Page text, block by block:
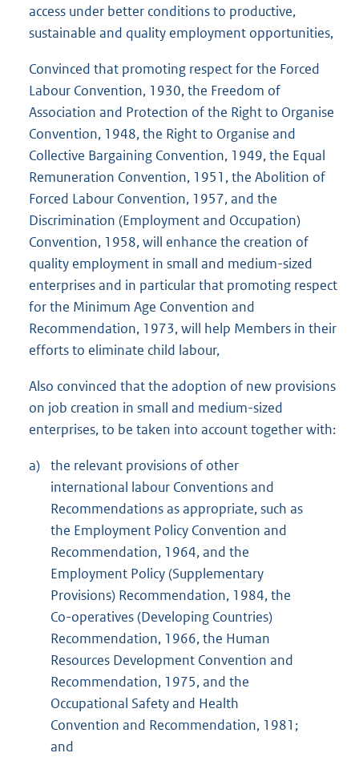
access under better conditions to productive,
sustainable and quality employment opportunities,
Convinced that promoting respect for the Forced
Labour Convention, 1930, the Freedom of
Association and Protection of the Right to Organise
Convention, 1948, the Right to Organise and
Collective Bargaining Convention, 1949, the Equal
Remuneration Convention, 1951, the Abolition of
Forced Labour Convention, 1957, and the
Discrimination (Employment and Occupation)
Convention, 1958, will enhance the creation of
quality employment in small and medium-sized
enterprises and in particular that promoting respect
for the Minimum Age Convention and
Recommendation, 1973, will help Members in their
efforts to eliminate child labour,
Also convinced that the adoption of new provisions
on job creation in small and medium-sized
enterprises, to be taken into account together with:
a) the relevant provisions of other
international labour Conventions and
Recommendations as appropriate, such as
the Employment Policy Convention and
Recommendation, 1964, and the
Employment Policy (Supplementary
Provisions) Recommendation, 1984, the
Co-operatives (Developing Countries)
Recommendation, 1966, the Human
Resources Development Convention and
Recommendation, 1975, and the
Occupational Safety and Health
Convention and Recommendation, 1981;
and